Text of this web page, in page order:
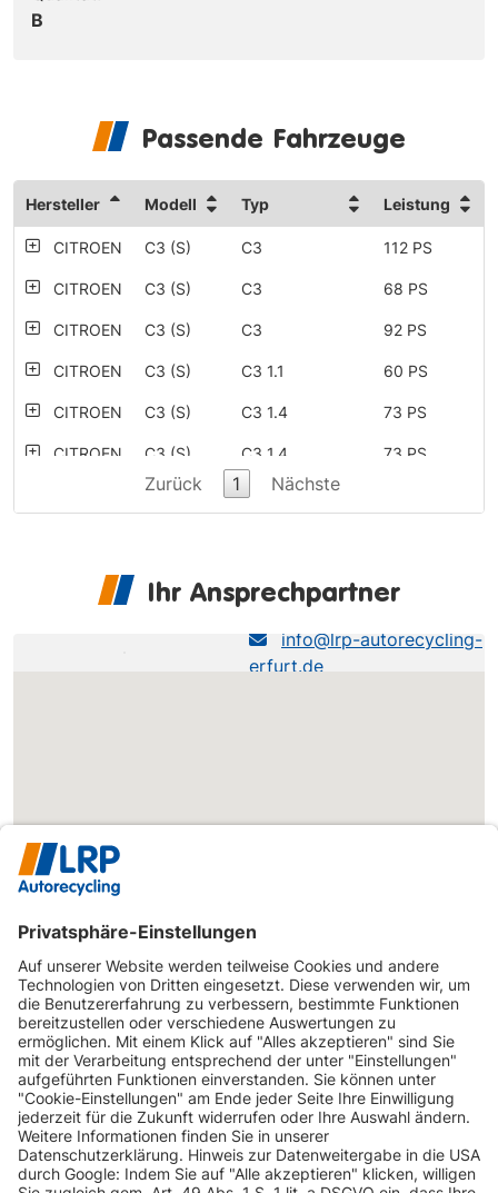
B
Passende Fahrzeuge
Hersteller Modell Typ Leistung
CITROEN C3 (S) C3 112 PS
CITROEN C3 (S) C3 68 PS
CITROEN C3 (S) C3 92 PS
CITROEN C3 (S) C3 1.1 60 PS
CITROEN C3 (S) C3 1.4 73 PS
CITROEN C3 (S) C3 1.4 73 PS
C3 e-HDi 115
FAP
FAP EGS6
100
99 PS
CITROEN
Zurück 1 Nächste
Ihr Ansprechpartner
LRP Erfurt
info@lrp-autorecycling-
erfurt.de
INFORMATIONEN